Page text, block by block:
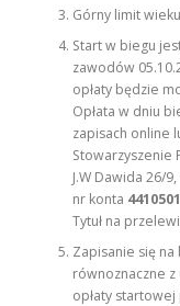
Górny limit
Start w biegu
zawodów
opłaty będzie
Opłata w dniu
zapisach online
Stowarzyszenie
J.W Dawida 26/
nr konta
Tytuł na
Zapisanie się
równoznaczne
opłaty